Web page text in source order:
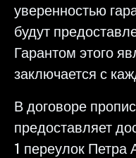
уверенностью
будут
Гарантом этого
заключается с
В договоре
предоставляет
1 переулок Петра